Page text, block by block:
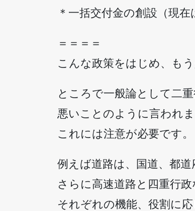
＊一括交付金の創設（現在
＝＝＝＝
こんな政策をはじめ、も
ところで一般論として二
悪いことのように言われま
これには注意が必要です。
例えば道路は、国道、都道
さらに高速道路と四重行政
それぞれの機能、役割に